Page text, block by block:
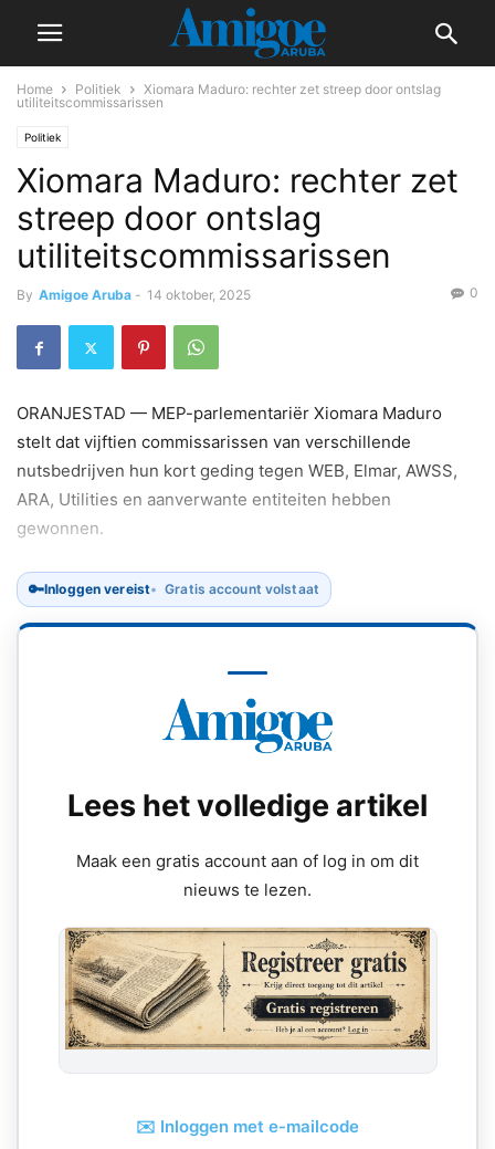
Home Politiek
Xiomara Maduro: rechter zet streep door ontslag
utiliteitscommissarissen
Politiek
Xiomara Maduro: rechter zet
streep door ontslag
utiliteitscommissarissen
By Amigoe Aruba - 14 oktober, 2025 0
ORANJESTAD — MEP-parlementariër Xiomara Maduro
stelt dat vijftien commissarissen van verschillende
nutsbedrijven hun kort geding tegen WEB, Elmar, AWSS,
ARA, Utilities en aanverwante entiteiten hebben
gewonnen.
🔑Inloggen vereist Gratis account volstaat
Lees het volledige artikel
Maak een gratis account aan of log in om dit
nieuws te lezen.
✉️ Inloggen met e-mailcode